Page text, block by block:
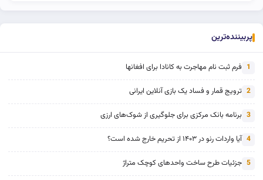
پربیننده‌ترین
1 فرم ثبت نام مهاجرت به کانادا برای افغانها
2 ترویج قمار و فساد یک بازی آنلاین ایرانی
3 برنامه بانک مرکزی برای جلوگیری از شوک‌های ارزی
4 آیا واردات رنو در ۱۴۰۳ از تحریم خارج شده است؟
5 جزئیات طرح ساخت واحدهای کوچک متراژ